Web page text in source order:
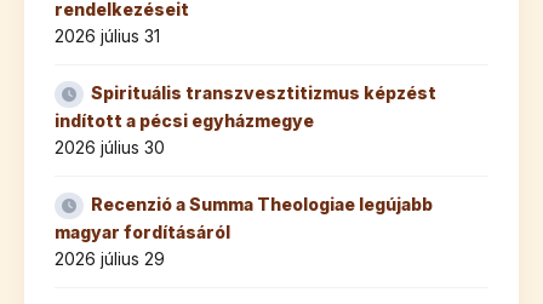
rendelkezéseit
2026 július 31
Spirituális transzvesztitizmus képzést
indított a pécsi egyházmegye
2026 július 30
Recenzió a Summa Theologiae legújabb
magyar fordításáról
2026 július 29